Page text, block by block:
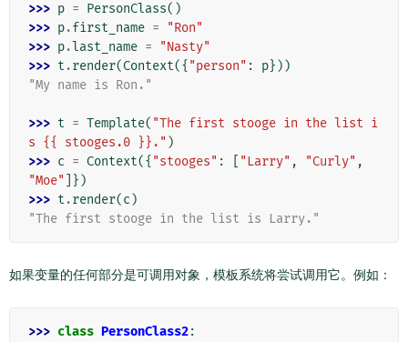
>>> p = PersonClass()
>>> p.first_name =
"Ron"
>>> p.last_name =
"Nasty"
>>> t .render(Context({ "person" : p}))
"My name is Ron."
>>> t = Template( "The first stooge in the list i
s {{ stooges.0 }}." )
>>> c = Context({ "stooges" : "Larry" , "Curly" ,
"Moe"
]})
>>> t .render(c )
"The first stooge in the list is Larry."
如果变量的任何部分是可调用对象，模板系统将尝试调用它。例如：
>>> class PersonClass2: